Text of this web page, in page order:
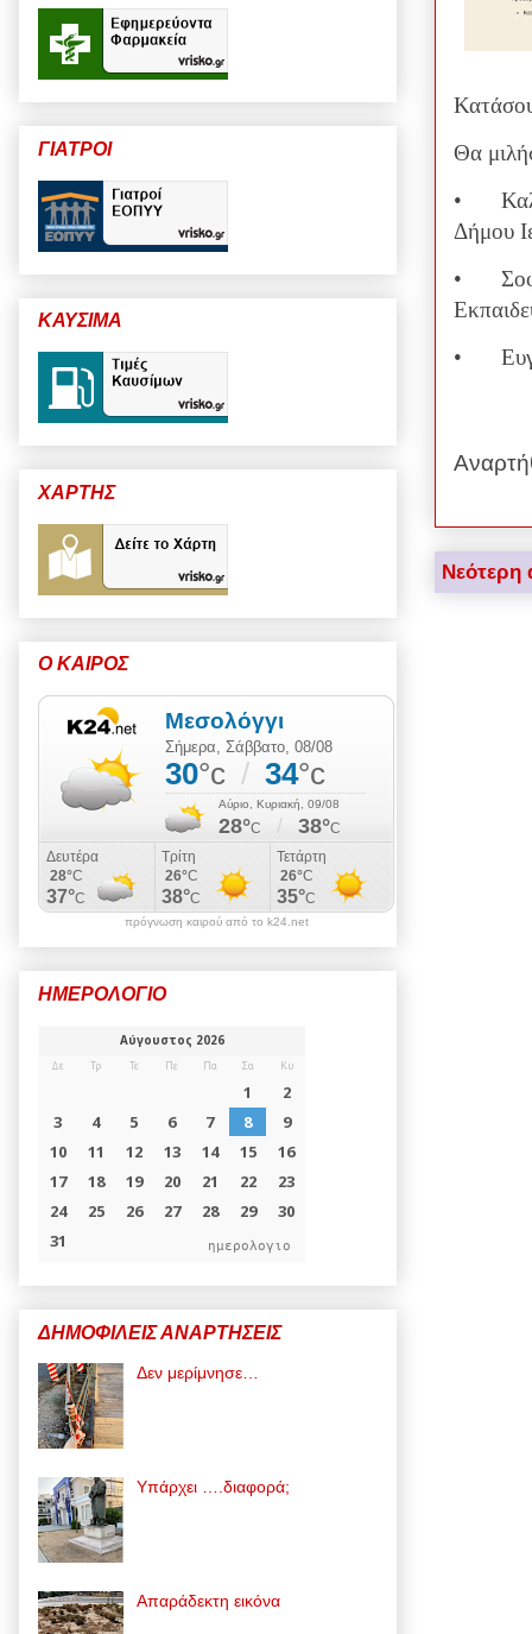
Θα
•
Δήμου
•
•
Νεότερη
ΓΙΑΤΡΟΙ
ΚΑΥΣΙΜΑ
ΧΑΡΤΗΣ
Ο ΚΑΙΡΟΣ
πρόγνωση καιρού από το k24.net
ΗΜΕΡΟΛΟΓΙΟ
ημερολογιο
ΔΗΜΟΦΙΛΕΙΣ ΑΝΑΡΤΗΣΕΙΣ
Δεν μερίμνησε…
Υπάρχει ….διαφορά;
Απαράδεκτη εικόνα